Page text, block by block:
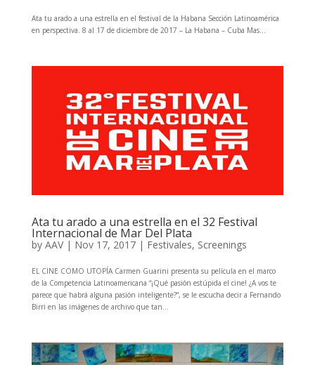
Ata tu arado a una estrella en el festival de la Habana Sección Latinoamérica
en perspectiva. 8 al 17 de diciembre de 2017 – La Habana – Cuba Mas...
Ata tu arado a una estrella en el 32 Festival
Internacional de Mar Del Plata
by AAV| Nov 17, 2017| Festivales, Screenings
EL CINE COMO UTOPÍA Carmen Guarini presenta su película en el marco
de la Competencia Latinoamericana “¡Qué pasión estúpida el cine! ¿A vos te
parece que habrá alguna pasión inteligente?”, se le escucha decir a Fernando
Birri en las imágenes de archivo que tan...